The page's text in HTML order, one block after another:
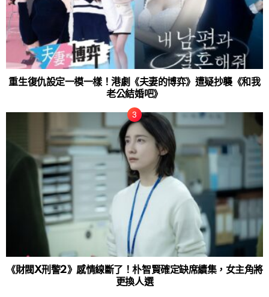
重生復仇設定一模一樣！港劇《夫妻的博弈》遭疑抄襲《和我
老公結婚吧》
《財閥X刑警2》感情線斷了！朴智賢確定缺席續集，女主角將
更換人選